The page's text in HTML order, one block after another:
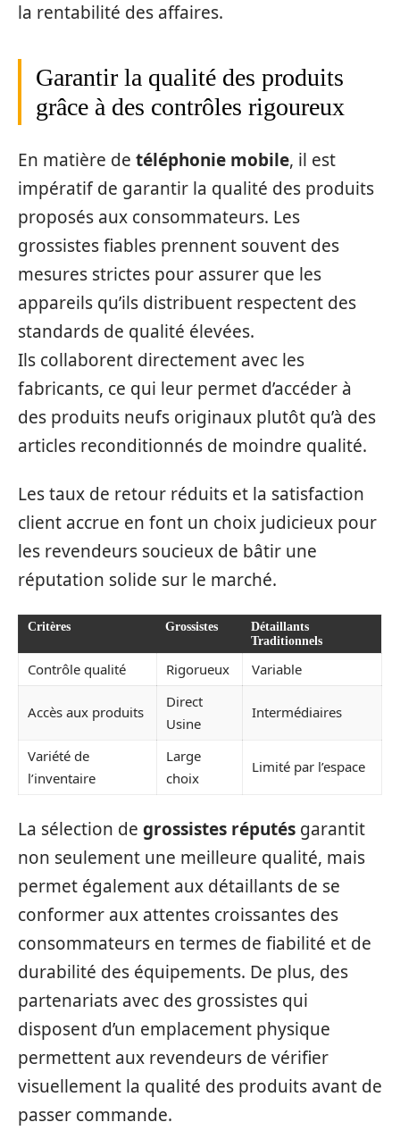
la rentabilité des affaires.
Garantir la qualité des produits
grâce à des contrôles rigoureux
En matière de téléphonie mobile, il est
impératif de garantir la qualité des produits
proposés aux consommateurs. Les
grossistes fiables prennent souvent des
mesures strictes pour assurer que les
appareils qu’ils distribuent respectent des
standards de qualité élevées.
Ils collaborent directement avec les
fabricants, ce qui leur permet d’accéder à
des produits neufs originaux plutôt qu’à des
articles reconditionnés de moindre qualité.
Les taux de retour réduits et la satisfaction
client accrue en font un choix judicieux pour
les revendeurs soucieux de bâtir une
réputation solide sur le marché.
Critères Grossistes
Détaillants
Traditionnels
Contrôle qualité Rigorueux Variable
Accès aux produits
Direct
Usine
Intermédiaires
Variété de
l’inventaire
Large
choix
Limité par l’espace
La sélection de grossistes réputés garantit
non seulement une meilleure qualité, mais
permet également aux détaillants de se
conformer aux attentes croissantes des
consommateurs en termes de fiabilité et de
durabilité des équipements. De plus, des
partenariats avec des grossistes qui
disposent d’un emplacement physique
permettent aux revendeurs de vérifier
visuellement la qualité des produits avant de
passer commande.